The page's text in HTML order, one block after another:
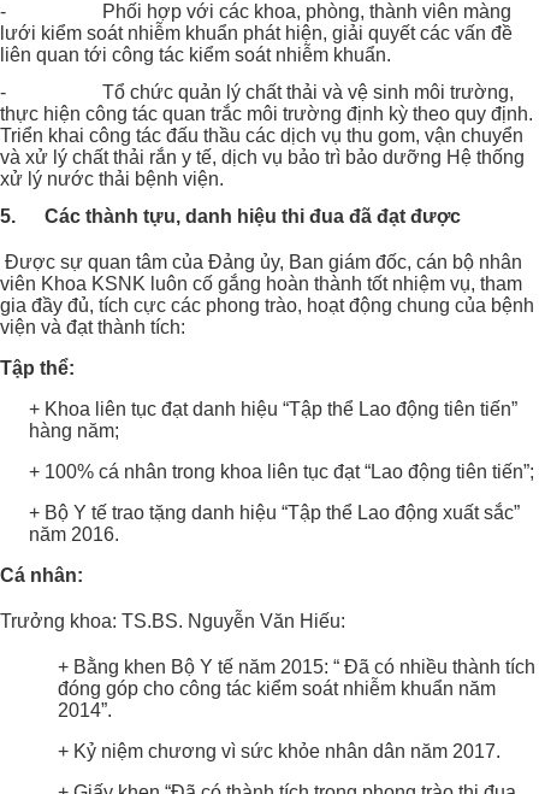
- Phối hợp với các khoa, phòng, thành viên màng
lưới kiểm soát nhiễm khuẩn phát hiện, giải quyết các vấn đề
liên quan tới công tác kiểm soát nhiễm khuẩn.
- Tổ chức quản lý chất thải và vệ sinh môi trường,
thực hiện công tác quan trắc môi trường định kỳ theo quy định.
Triển khai công tác đấu thầu các dịch vụ thu gom, vận chuyển
và xử lý chất thải rắn y tế, dịch vụ bảo trì bảo dưỡng Hệ thống
xử lý nước thải bệnh viện.
5. Các thành tựu, danh hiệu thi đua đã đạt được
Được sự quan tâm của Đảng ủy, Ban giám đốc, cán bộ nhân
viên Khoa KSNK luôn cố gắng hoàn thành tốt nhiệm vụ, tham
gia đầy đủ, tích cực các phong trào, hoạt động chung của bệnh
viện và đạt thành tích:
Tập thể:
+ Khoa liên tục đạt danh hiệu “Tập thể Lao động tiên tiến”
hàng năm;
+ 100% cá nhân trong khoa liên tục đạt “Lao động tiên tiến”;
+ Bộ Y tế trao tặng danh hiệu “Tập thể Lao động xuất sắc”
năm 2016.
Cá nhân:
Trưởng khoa: TS.BS. Nguyễn Văn Hiếu:
+ Bằng khen Bộ Y tế năm 2015: “ Đã có nhiều thành tích
đóng góp cho công tác kiểm soát nhiễm khuẩn năm
2014”.
+ Kỷ niệm chương vì sức khỏe nhân dân năm 2017.